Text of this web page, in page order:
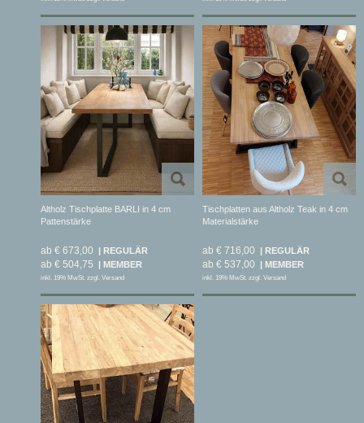
Altholz Tischplatte BARLI in 4 cm
Pattenstärke
ab € 673,00
ab € 504,75
inkl. 19% MwSt. zzgl. Versand
Tischplatten aus Altholz Teak in 4 cm
Materialstärke
ab € 716,00
ab € 537,00
inkl. 19% MwSt. zzgl. Versand